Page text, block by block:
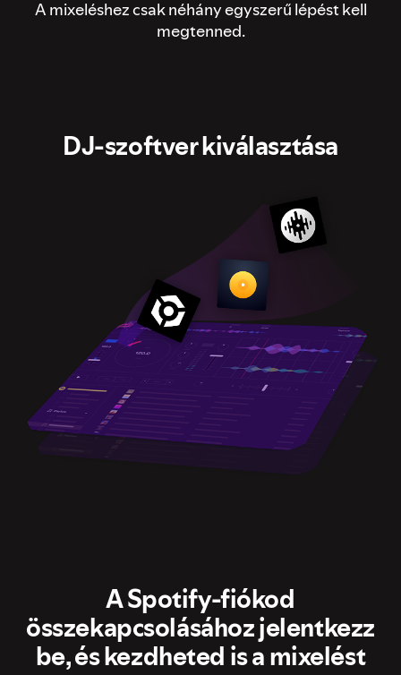
A mixeléshez csak néhány egyszerű lépést kell
megtenned.
DJ-szoftver kiválasztása
A Spotify-fiókod
összekapcsolásához jelentkezz
be, és kezdheted is a mixelést